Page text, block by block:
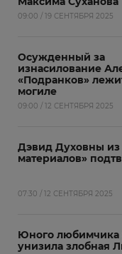
09:00 / 19 СЕНТЯБРЯ 2025
Осужденный за
изнасилование
«Подранков»
могиле
09:00 / 12 СЕНТЯБРЯ 2025
Дэвид Духовны из
материалов»
07:30 / 12 СЕНТЯБРЯ 2025
Юного любимчика
унизила злобная